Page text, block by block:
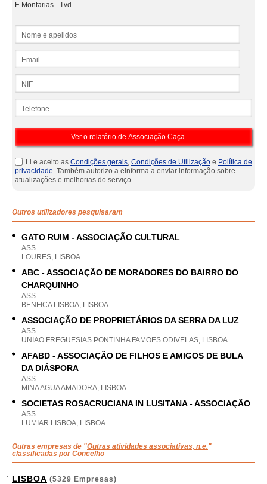
E Montarias - Tvd
Li e aceito as Condições gerais, Condições de Utilização e Política de
privacidade. Também autorizo a eInforma a enviar informação sobre
atualizações e melhorias do serviço.
Outros utilizadores pesquisaram
GATO RUIM - ASSOCIAÇÃO CULTURAL
ASS
LOURES, LISBOA
ABC - ASSOCIAÇÃO DE MORADORES DO BAIRRO DO
CHARQUINHO
ASS
BENFICA LISBOA, LISBOA
ASSOCIAÇÃO DE PROPRIETÁRIOS DA SERRA DA LUZ
ASS
UNIAO FREGUESIAS PONTINHA FAMOES ODIVELAS, LISBOA
AFABD - ASSOCIAÇÃO DE FILHOS E AMIGOS DE BULA
DA DIÁSPORA
ASS
MINA AGUA AMADORA, LISBOA
SOCIETAS ROSACRUCIANA IN LUSITANA - ASSOCIAÇÃO
ASS
LUMIAR LISBOA, LISBOA
Outras empresas de "Outras atividades associativas, n.e."
classificadas por Concelho
LISBOA (5329 Empresas)